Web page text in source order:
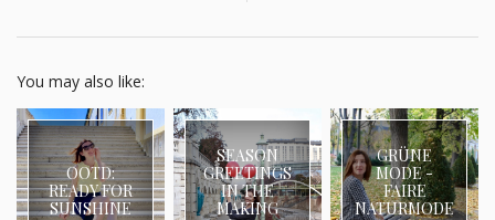
You may also like:
OOTD:
READY FOR
SUNSHINE
SEASON
GREETINGS
IN THE
MAKING
GRÜNE
MODE -
FAIRE
NATURMODE